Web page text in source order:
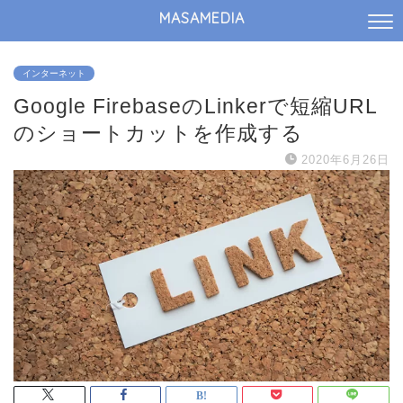
MASAMEDIA
インターネット
Google FirebaseのLinkerで短縮URL
のショートカットを作成する
2020年6月26日